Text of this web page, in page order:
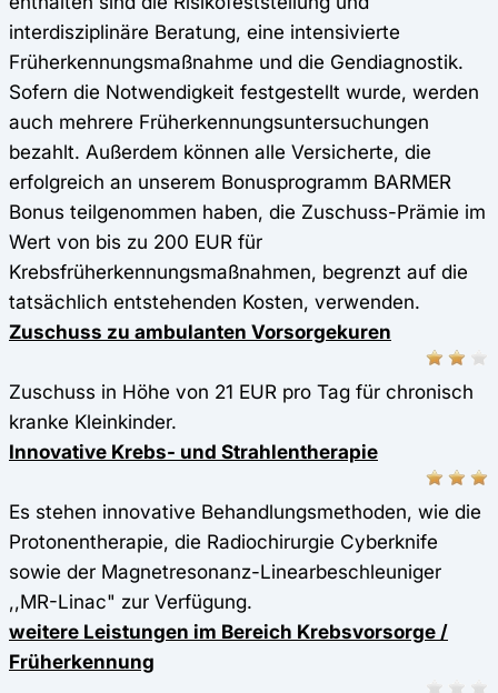
interdisziplinäre Beratung, eine intensivierte
Früherkennungsmaßnahme und die Gendiagnostik.
Sofern die Notwendigkeit festgestellt wurde, werden
auch mehrere Früherkennungsuntersuchungen
bezahlt. Außerdem können alle Versicherte, die
erfolgreich an unserem Bonusprogramm BARMER
Bonus teilgenommen haben, die Zuschuss-Prämie im
Wert von bis zu 200 EUR für
Krebsfrüherkennungsmaßnahmen, begrenzt auf die
tatsächlich entstehenden Kosten, verwenden.
Zuschuss zu ambulanten Vorsorgekuren
Zuschuss in Höhe von 21 EUR pro Tag für chronisch
kranke Kleinkinder.
Innovative Krebs- und Strahlentherapie
Es stehen innovative Behandlungsmethoden, wie die
Protonentherapie, die Radiochirurgie Cyberknife
sowie der Magnetresonanz-Linearbeschleuniger
,,MR-Linac" zur Verfügung.
weitere Leistungen im Bereich Krebsvorsorge /
Früherkennung